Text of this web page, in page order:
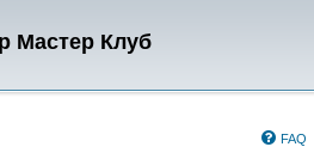
Мастер Клуб
FAQ